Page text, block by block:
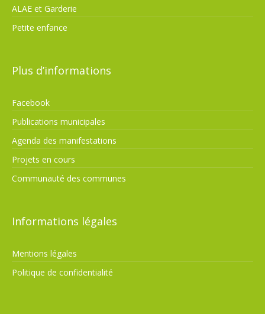
ALAE et Garderie
Petite enfance
Plus d’informations
Facebook
Publications municipales
Agenda des manifestations
Projets en cours
Communauté des communes
Informations légales
Mentions légales
Politique de confidentialité